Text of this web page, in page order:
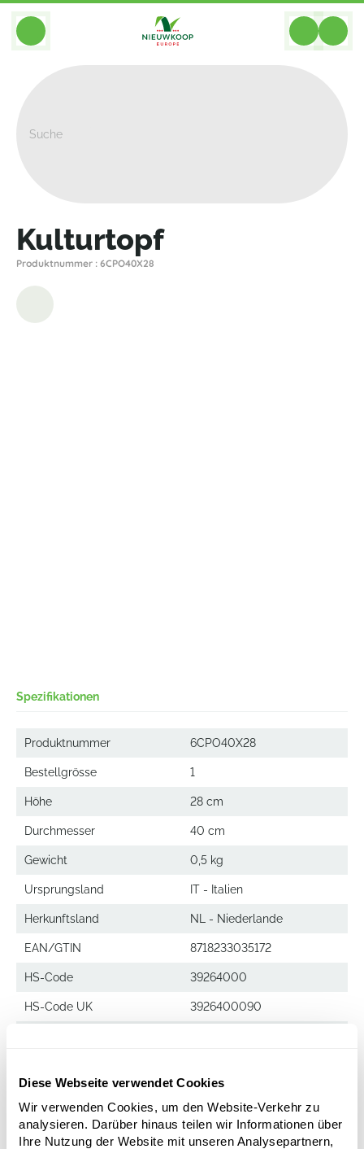
Diese Webseite verwendet Cookies
Wir verwenden Cookies, um den Website-Verkehr zu
analysieren. Darüber hinaus teilen wir Informationen über
Ihre Nutzung der Website mit unseren Analysepartnern,
BACK
Kulturtopf
Produktnummer : 6CPO40X28
Spezifikationen
Produktnummer 6CPO40X28
Bestellgrösse 1
Höhe 28 cm
Durchmesser 40 cm
Gewicht 0,5 kg
Ursprungsland IT - Italien
Herkunftsland NL - Niederlande
EAN/GTIN 8718233035172
HS-Code 39264000
HS-Code UK 3926400090
Kulturtopf
30 ltr.